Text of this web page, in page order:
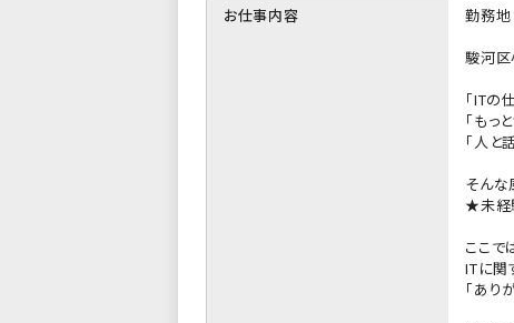
お仕事内容
勤務地
駿河区
「ITの
「もっ
「人と
そんな
★未経
ここで
ITに関
「あり